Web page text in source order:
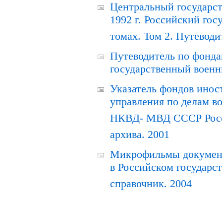
Центральный
1992 г. Российский
томах. Том 2.
Путеводитель по
государственный
Указатель фондов
управления по делам
НКВД- МВД СССР
архива. 2001
Микрофильмы
в Российском
справочник. 2004